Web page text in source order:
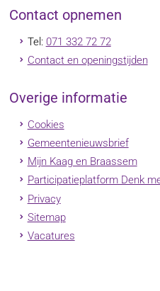
Contact opnemen
Tel: 071 332 72 72
Contact en openingstijden
Overige informatie
Cookies
Gemeentenieuwsbrief
Mijn Kaag en Braassem
Participatieplatform Denk
Privacy
Sitemap
Vacatures